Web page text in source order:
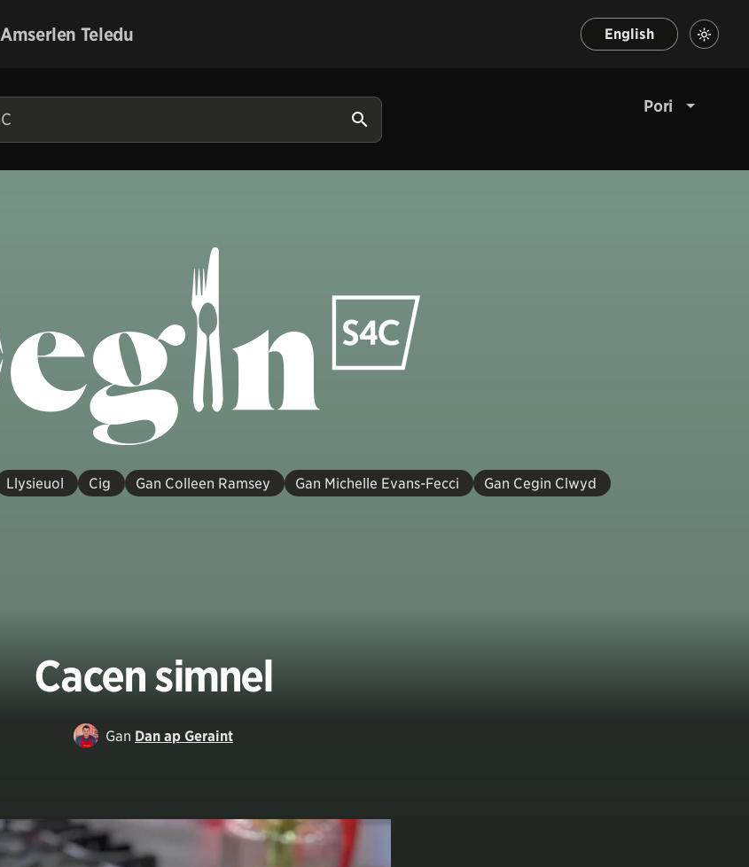
Amserlen Teledu English
Pori
Llysieuol Cig Gan Colleen Ramsey Gan Michelle Evans-Fecci Gan Cegin Clwyd
Cacen simnel
Gan Dan ap Geraint